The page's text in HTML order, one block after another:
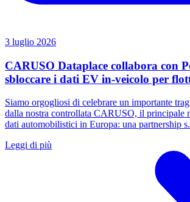
3 luglio 2026
CARUSO Dataplace collabora con
sbloccare i dati EV in-veicolo per
Siamo orgogliosi di celebrare un importante
dalla nostra controllata CARUSO, il principale
dati automobilistici in Europa: una partnership
Leggi di più